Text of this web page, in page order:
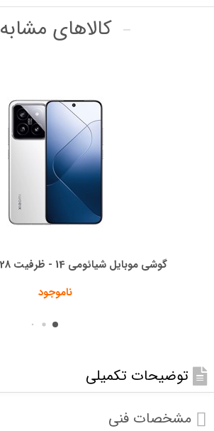
کالاهای مشابه
گوشی موبایل شیائومی 14 - ظرفیت 128-8 گیگابایت
ناموجود
توضیحات تکمیلی
مشخصات فنی